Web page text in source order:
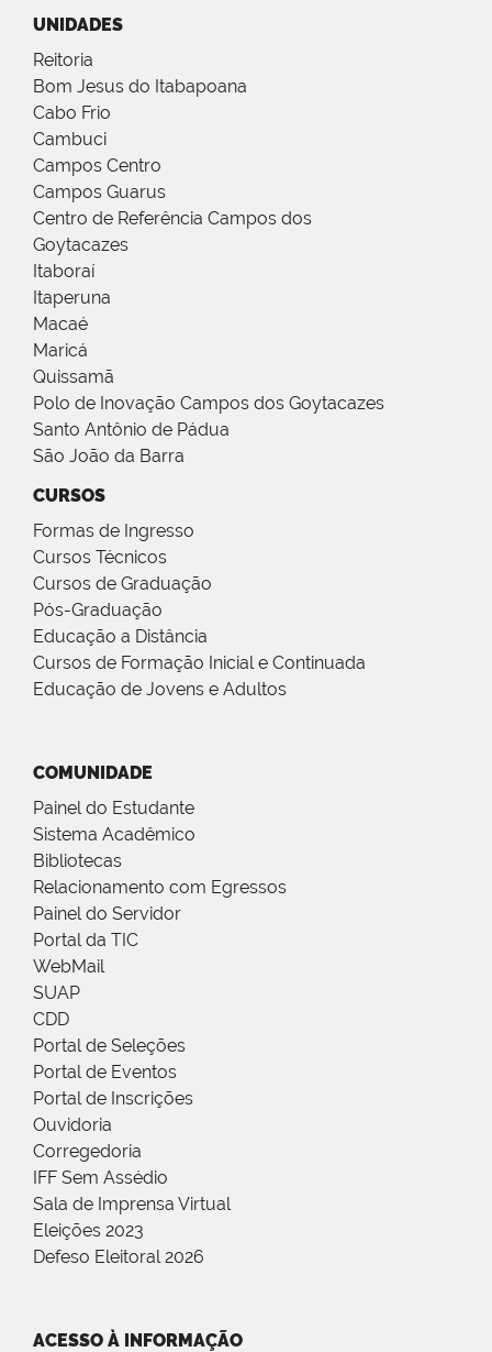
UNIDADES
Reitoria
Bom Jesus do Itabapoana
Cabo Frio
Cambuci
Campos Centro
Campos Guarus
Centro de Referência Campos dos
Goytacazes
Itaboraí
Itaperuna
Macaé
Maricá
Quissamã
Polo de Inovação Campos dos Goytacazes
Santo Antônio de Pádua
São João da Barra
CURSOS
Formas de Ingresso
Cursos Técnicos
Cursos de Graduação
Pós-Graduação
Educação a Distância
Cursos de Formação Inicial e Continuada
Educação de Jovens e Adultos
COMUNIDADE
Painel do Estudante
Sistema Acadêmico
Bibliotecas
Relacionamento com Egressos
Painel do Servidor
Portal da TIC
WebMail
SUAP
CDD
Portal de Seleções
Portal de Eventos
Portal de Inscrições
Ouvidoria
Corregedoria
IFF Sem Assédio
Sala de Imprensa Virtual
Eleições 2023
Defeso Eleitoral 2026
ACESSO À INFORMAÇÃO